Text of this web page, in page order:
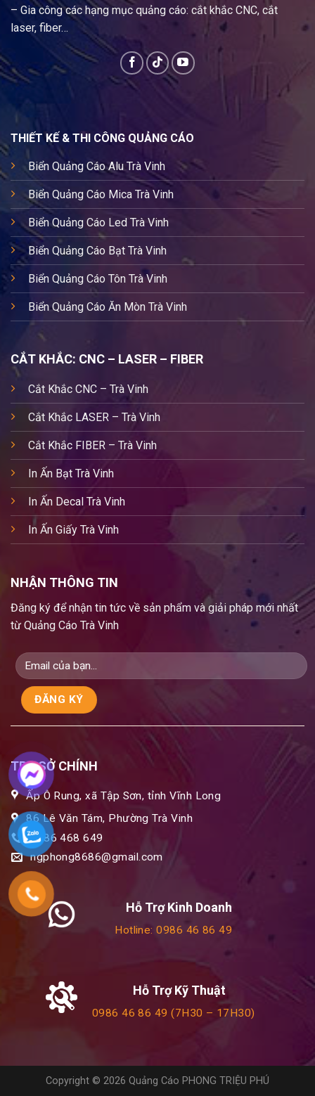
– Gia công các hạng mục quảng cáo: cắt khắc CNC, cắt
laser, fiber…
THIẾT KẾ & THI CÔNG QUẢNG CÁO
Biển Quảng Cáo Alu Trà Vinh
Biển Quảng Cáo Mica Trà Vinh
Biển Quảng Cáo Led Trà Vinh
Biển Quảng Cáo Bạt Trà Vinh
Biển Quảng Cáo Tôn Trà Vinh
Biển Quảng Cáo Ăn Mòn Trà Vinh
CẮT KHẮC: CNC – LASER – FIBER
Cắt Khắc CNC – Trà Vinh
Cắt Khắc LASER – Trà Vinh
Cắt Khắc FIBER – Trà Vinh
In Ấn Bạt Trà Vinh
In Ấn Decal Trà Vinh
In Ấn Giấy Trà Vinh
NHẬN THÔNG TIN
Đăng ký để nhận tin tức về sản phẩm và giải pháp mới nhất
từ Quảng Cáo Trà Vinh
TRỤ SỞ CHÍNH
Ấp Ô Rung, xã Tập Sơn, tỉnh Vĩnh Long
86 Lê Văn Tám, Phường Trà Vinh
0986 468 649
ngphong8686@gmail.com
Hỗ Trợ Kinh Doanh
Hotline: 0986 46 86 49
Hỗ Trợ Kỹ Thuật
0986 46 86 49 (7H30 – 17H30)
Copyright © 2026 Quảng Cáo PHONG TRIỆU PHÚ